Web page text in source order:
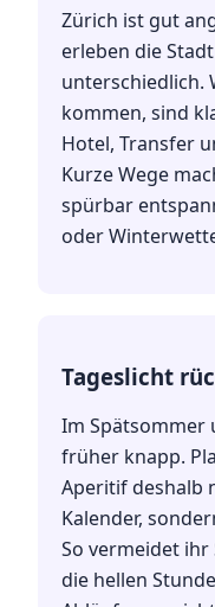
Zürich ist gut
erleben die
unterschiedlich.
kommen, sind
Hotel, Transfer
Kurze Wege
spürbar
oder
Tageslicht
Im Spätsommer
früher knapp.
Aperitif deshalb
Kalender,
So vermeidet
die hellen